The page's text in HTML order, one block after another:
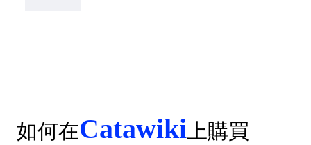
如何在Catawiki 上購買